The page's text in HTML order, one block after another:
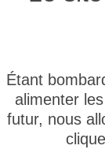
Étant
alimenter
futur, nous